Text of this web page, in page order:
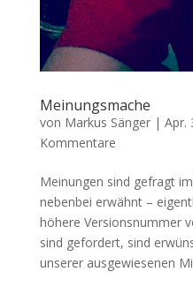
Meinungsmache
von Markus Sänger| Apr.
Kommentare
Meinungen sind gefragt
nebenbei erwähnt –
höhere Versionsnummer
sind gefordert, sind
unserer ausgewiesenen